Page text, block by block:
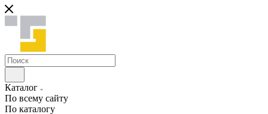
Каталог
По всему сайту
По каталогу